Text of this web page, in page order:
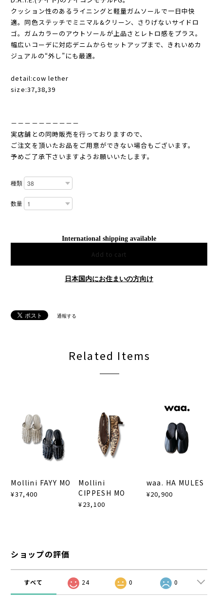
クッション性のあるライニングと軽量ガムソールで一日中快
適。同色ステッチでミニマル&クリーン、さりげないサイドロ
ゴ。ガムカラーのアウトソールが上品さとレトロ感をプラス。
幅広いコーデに対応デニムからセットアップまで、きれいめカ
ジュアルの“外し”にも最適。
detail:cow lether
size:37,38,39
－－－－－－－－－－
実店舗との同時販売を行っておりますので、
ご注文を頂いたお品をご用意ができない場合もございます。
予めご了承下さいますようお願いいたします。
種類
数量
International shipping available
Add to cart
日本国内にお住まいの方向け
通報する
Related Items
Mollini FAYY MO
¥37,400
Mollini
CIPPESH MO
¥23,100
waa. HA MULES
¥20,900
ショップの評価
すべて 24 0 0